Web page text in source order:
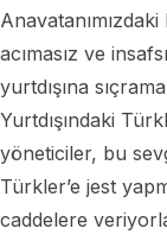
acımasız ve
yurtdışına
Yurtdışındaki
yöneticiler, bu
Türkler’e jest
caddelere